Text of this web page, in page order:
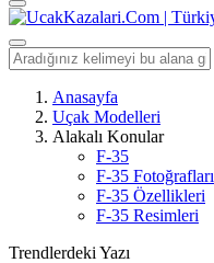
Anasayfa
Uçak Modelleri
Alakalı Konular
F-35
F-35 Fotoğrafları
F-35 Özellikleri
F-35 Resimleri
Trendlerdeki Yazı